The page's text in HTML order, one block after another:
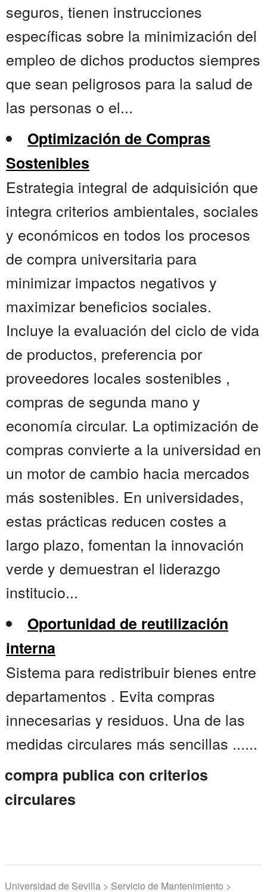
seguros, tienen instrucciones
específicas sobre la minimización del
empleo de dichos productos siempres
que sean peligrosos para la salud de
las personas o el...
Optimización de Compras
Sostenibles
Estrategia integral de adquisición que
integra criterios ambientales, sociales
y económicos en todos los procesos
de compra universitaria para
minimizar impactos negativos y
maximizar beneficios sociales.
Incluye la evaluación del ciclo de vida
de productos, preferencia por
proveedores locales sostenibles ,
compras de segunda mano y
economía circular. La optimización de
compras convierte a la universidad en
un motor de cambio hacia mercados
más sostenibles. En universidades,
estas prácticas reducen costes a
largo plazo, fomentan la innovación
verde y demuestran el liderazgo
institucio...
Oportunidad de reutilización
interna
Sistema para redistribuir bienes entre
departamentos . Evita compras
innecesarias y residuos. Una de las
medidas circulares más sencillas ......
compra publica con criterios
circulares
Universidad de Sevilla > Servicio de Mantenimiento >